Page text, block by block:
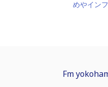
めやイン
Fm